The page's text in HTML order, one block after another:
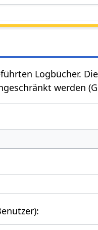
Logbücher.
werden